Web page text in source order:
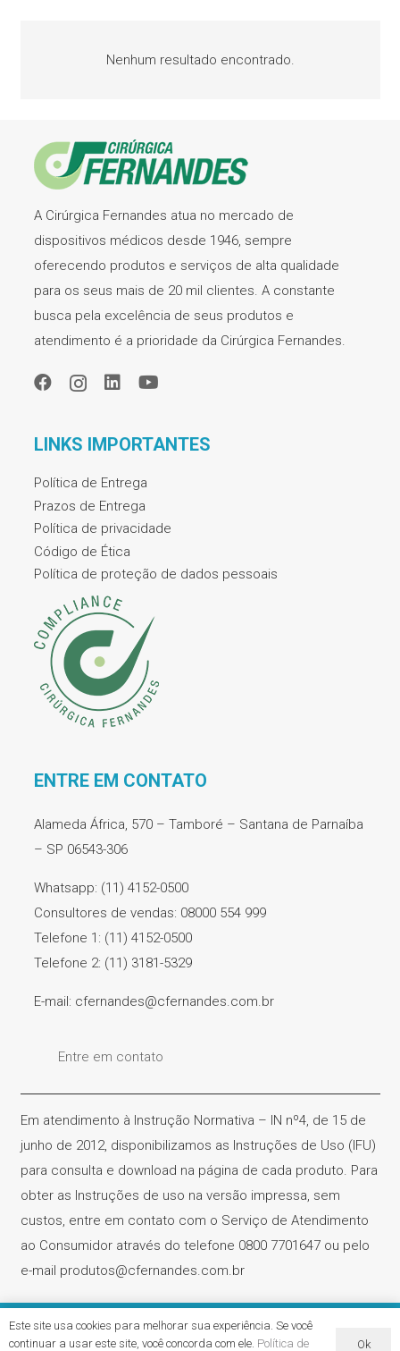
Nenhum resultado encontrado.
A Cirúrgica Fernandes atua no mercado de
dispositivos médicos desde 1946, sempre
oferecendo produtos e serviços de alta qualidade
para os seus mais de 20 mil clientes. A constante
busca pela excelência de seus produtos e
atendimento é a prioridade da Cirúrgica Fernandes.
LINKS IMPORTANTES
Política de Entrega
Prazos de Entrega
Política de privacidade
Código de Ética
Política de proteção de dados pessoais
ENTRE EM CONTATO
Alameda África, 570 – Tamboré – Santana de Parnaíba
– SP 06543-306
Whatsapp: (11) 4152-0500
Consultores de vendas: 08000 554 999
Telefone 1: (11) 4152-0500
Telefone 2: (11) 3181-5329
E-mail: cfernandes@cfernandes.com.br
Entre em contato
Em atendimento à Instrução Normativa – IN nº4, de 15 de
junho de 2012, disponibilizamos as Instruções de Uso (IFU)
para consulta e download na página de cada produto. Para
obter as Instruções de uso na versão impressa, sem
custos, entre em contato com o Serviço de Atendimento
ao Consumidor através do telefone 0800 7701647 ou pelo
e-mail produtos@cfernandes.com.br
Cirúrgica Fernandes – CNPJ. 61.418.042/0001-31 | Todos os
Este site usa cookies para melhorar sua experiência. Se você
continuar a usar este site, você concorda com ele. Política de Ok